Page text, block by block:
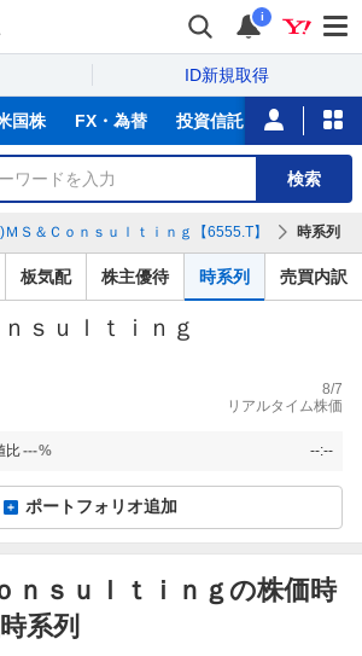
i
ID新規取得
国株 FX・為替 投資信託 ニュース
検索
ＭＳ＆Ｃｏｎｓｕｌｔｉｎｇ【6555.T】 時系列
板気配 株主優待 時系列 売買内訳
ｓｕｌｔｉｎｇ
8/7
リアルタイム株価
比---% --:--
ポートフォリオ追加
ｎｓｕｌｔｉｎｇの株価時
系列